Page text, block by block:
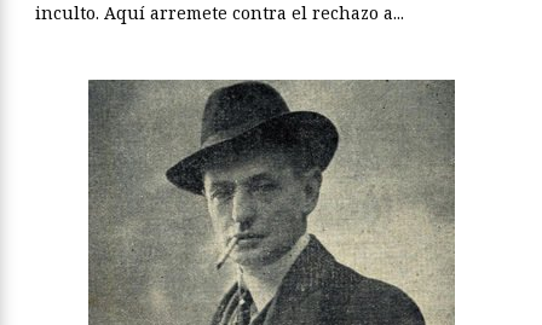
inculto. Aquí arremete contra el rechazo a...